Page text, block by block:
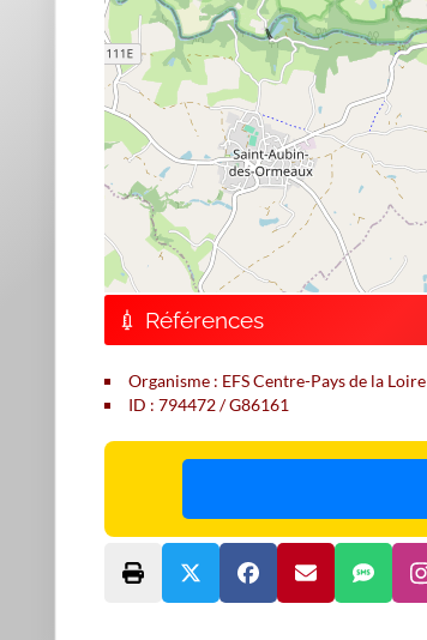
💉 Références
Organisme : EFS Centre-Pays de la Loire
ID : 794472 / G86161